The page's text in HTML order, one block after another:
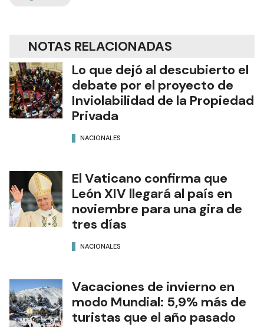
NOTAS RELACIONADAS
Lo que dejó al descubierto el
debate por el proyecto de
Inviolabilidad de la Propiedad
Privada
NACIONALES
El Vaticano confirma que
León XIV llegará al país en
noviembre para una gira de
tres días
NACIONALES
Vacaciones de invierno en
modo Mundial: 5,9% más de
turistas que el año pasado